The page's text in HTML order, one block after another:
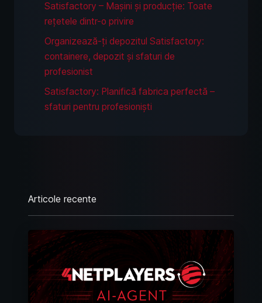
Satisfactory – Mașini și producție: Toate
rețetele dintr-o privire
Organizează-ți depozitul Satisfactory:
containere, depozit și sfaturi de
profesionist
Satisfactory: Planifică fabrica perfectă –
sfaturi pentru profesioniști
Articole recente